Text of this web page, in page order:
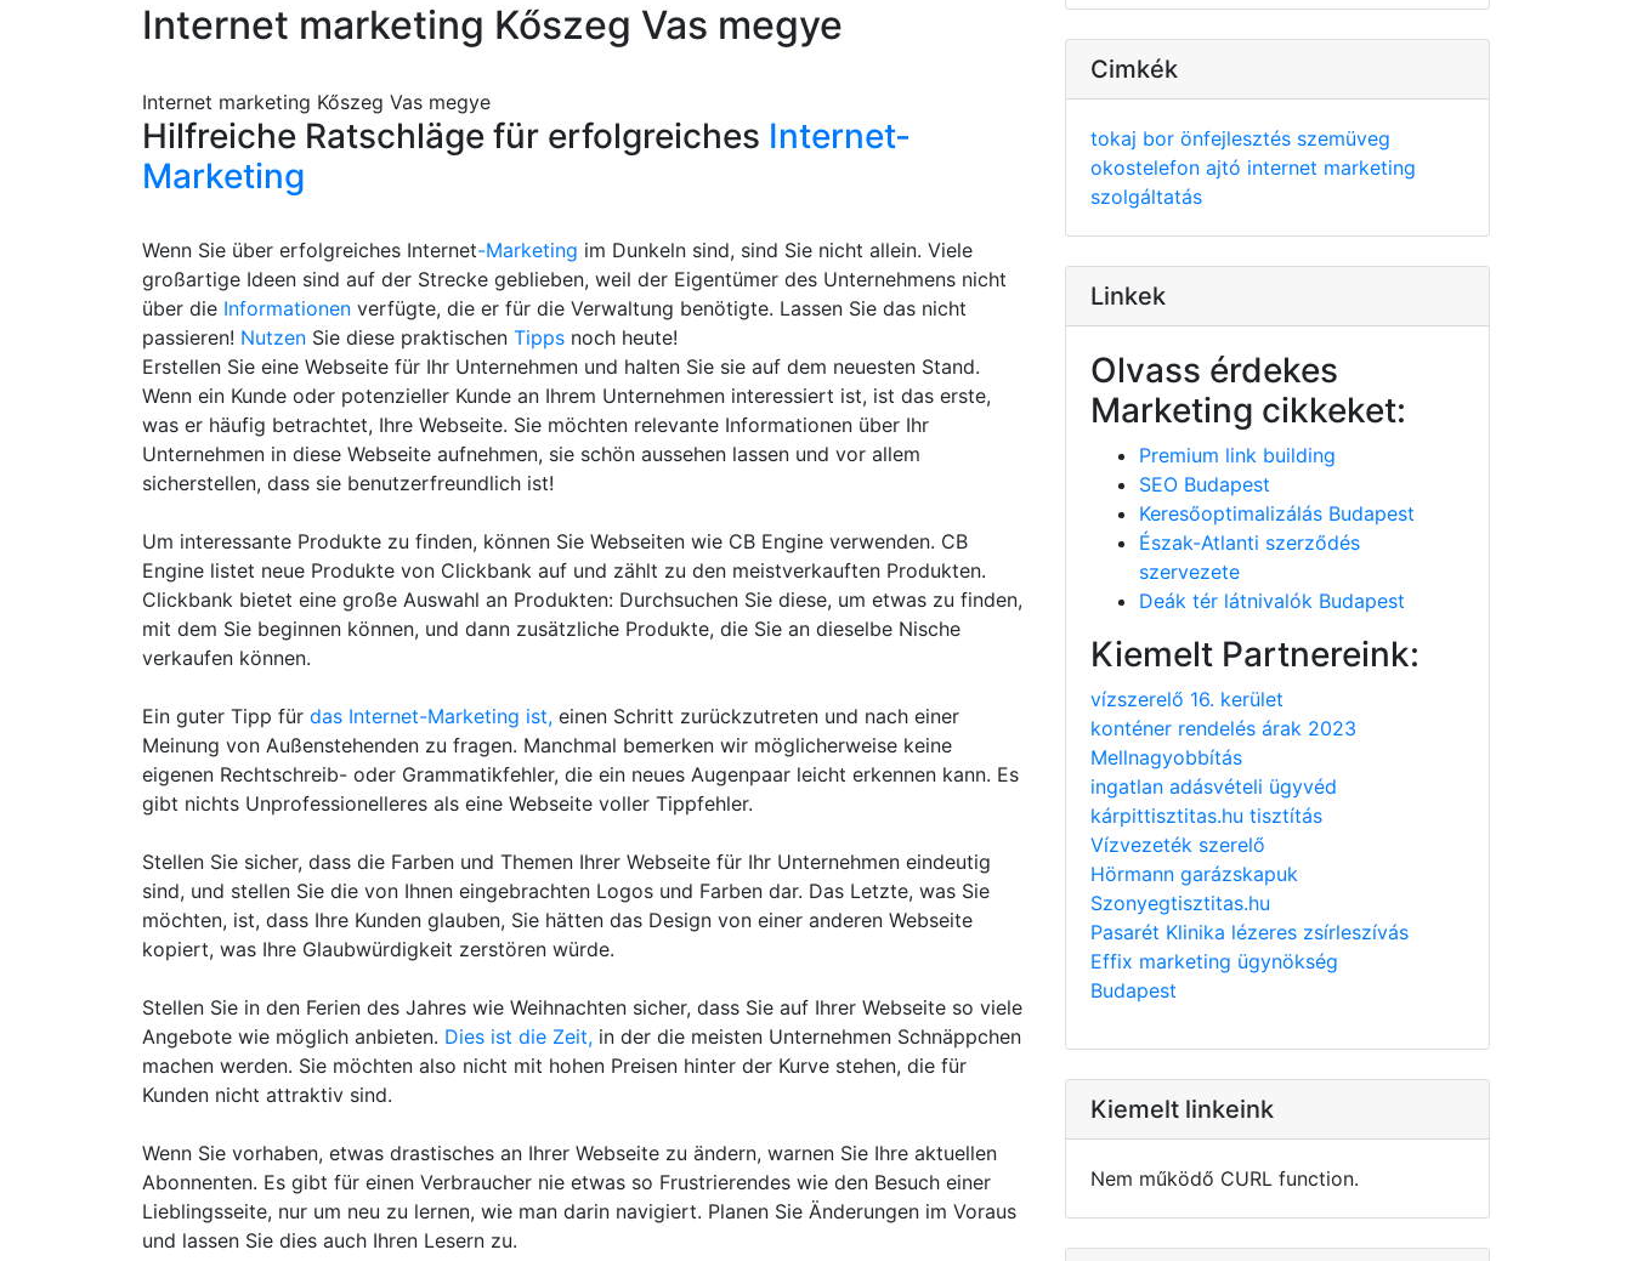
Internet marketing Kőszeg Vas megye
Internet marketing Kőszeg Vas megye
Hilfreiche Ratschläge für erfolgreiches Internet-
Marketing
Wenn Sie über erfolgreiches Internet-Marketing im Dunkeln sind, sind Sie nicht allein. Viele
großartige Ideen sind auf der Strecke geblieben, weil der Eigentümer des Unternehmens nicht
über die Informationen verfügte, die er für die Verwaltung benötigte. Lassen Sie das nicht
passieren! Nutzen Sie diese praktischen Tipps noch heute!
Erstellen Sie eine Webseite für Ihr Unternehmen und halten Sie sie auf dem neuesten Stand.
Wenn ein Kunde oder potenzieller Kunde an Ihrem Unternehmen interessiert ist, ist das erste,
was er häufig betrachtet, Ihre Webseite. Sie möchten relevante Informationen über Ihr
Unternehmen in diese Webseite aufnehmen, sie schön aussehen lassen und vor allem
sicherstellen, dass sie benutzerfreundlich ist!
Um interessante Produkte zu finden, können Sie Webseiten wie CB Engine verwenden. CB
Engine listet neue Produkte von Clickbank auf und zählt zu den meistverkauften Produkten.
Clickbank bietet eine große Auswahl an Produkten: Durchsuchen Sie diese, um etwas zu finden,
mit dem Sie beginnen können, und dann zusätzliche Produkte, die Sie an dieselbe Nische
verkaufen können.
Ein guter Tipp für das Internet-Marketing ist, einen Schritt zurückzutreten und nach einer
Meinung von Außenstehenden zu fragen. Manchmal bemerken wir möglicherweise keine
eigenen Rechtschreib- oder Grammatikfehler, die ein neues Augenpaar leicht erkennen kann. Es
gibt nichts Unprofessionelleres als eine Webseite voller Tippfehler.
Stellen Sie sicher, dass die Farben und Themen Ihrer Webseite für Ihr Unternehmen eindeutig
sind, und stellen Sie die von Ihnen eingebrachten Logos und Farben dar. Das Letzte, was Sie
möchten, ist, dass Ihre Kunden glauben, Sie hätten das Design von einer anderen Webseite
kopiert, was Ihre Glaubwürdigkeit zerstören würde.
Stellen Sie in den Ferien des Jahres wie Weihnachten sicher, dass Sie auf Ihrer Webseite so viele
Angebote wie möglich anbieten. Dies ist die Zeit, in der die meisten Unternehmen Schnäppchen
machen werden. Sie möchten also nicht mit hohen Preisen hinter der Kurve stehen, die für
Kunden nicht attraktiv sind.
Wenn Sie vorhaben, etwas drastisches an Ihrer Webseite zu ändern, warnen Sie Ihre aktuellen
Abonnenten. Es gibt für einen Verbraucher nie etwas so Frustrierendes wie den Besuch einer
Lieblingsseite, nur um neu zu lernen, wie man darin navigiert. Planen Sie Änderungen im Voraus
und lassen Sie dies auch Ihren Lesern zu.
Cimkék
tokaj bor önfejlesztés szemüveg
okostelefon ajtó internet marketing
szolgáltatás
Linkek
Olvass érdekes
Marketing cikkeket:
Premium link building
SEO Budapest
Keresőoptimalizálás Budapest
Észak-Atlanti szerződés
szervezete
Deák tér látnivalók Budapest
Kiemelt Partnereink:
vízszerelő 16. kerület
konténer rendelés árak 2023
Mellnagyobbítás
ingatlan adásvételi ügyvéd
kárpittisztitas.hu tisztítás
Vízvezeték szerelő
Hörmann garázskapuk
Szonyegtisztitas.hu
Pasarét Klinika lézeres zsírleszívás
Effix marketing ügynökség
Budapest
Kiemelt linkeink
Nem működő CURL function.